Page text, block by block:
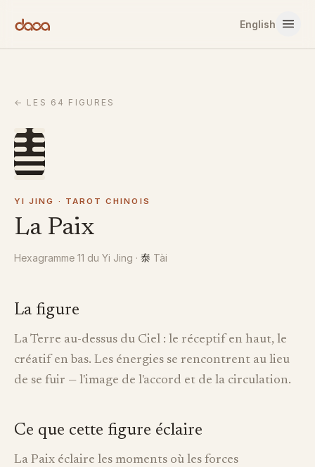
English
← LES 64 FIGURES
YI JING · TAROT CHINOIS
La Paix
Hexagramme 11 du Yi Jing · 泰 Tài
La figure
La Terre au-dessus du Ciel : le réceptif en haut, le
créatif en bas. Les énergies se rencontrent au lieu
de se fuir — l'image de l'accord et de la circulation.
Ce que cette figure éclaire
La Paix éclaire les moments où les forces